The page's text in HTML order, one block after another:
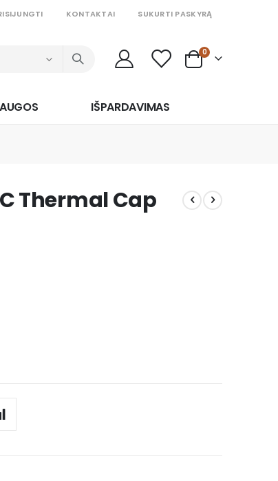
KONTAKTAI SUKURTI PASKYRĄ
Cart
0prekės
IŠPARDAVIMAS
Thermal Cap